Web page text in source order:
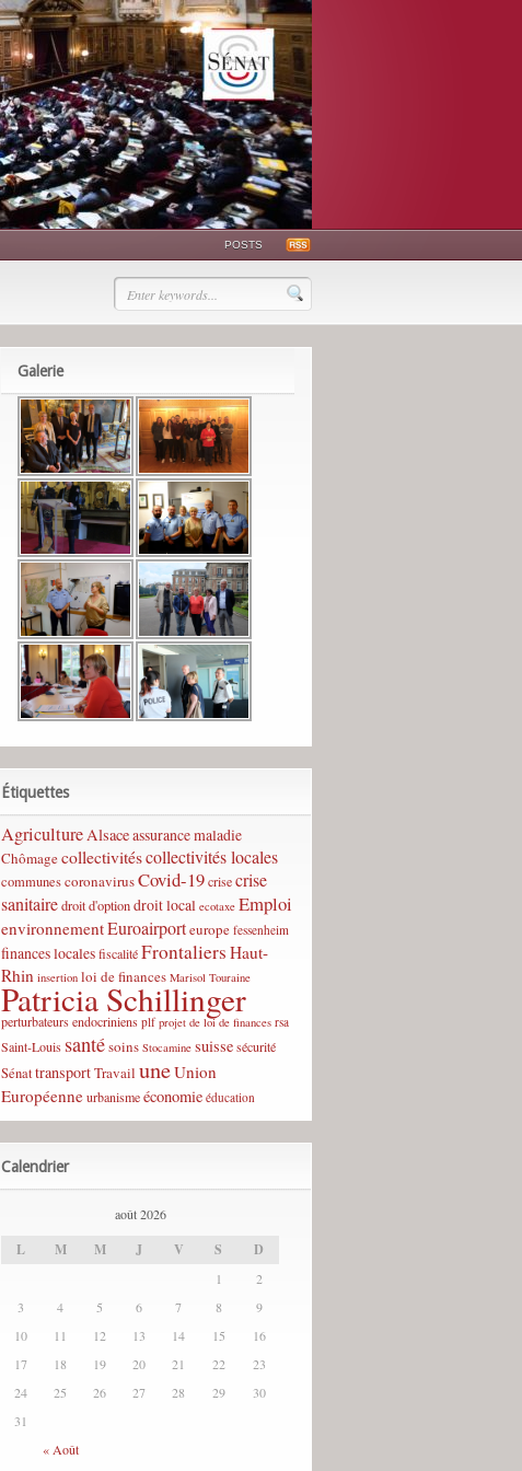
POSTS
Galerie
Étiquettes
Agriculture Alsaceassurance maladie
Chômagecollectivitéscollectivités locales
communescoronavirusCovid-19crisecrise
sanitairedroit d'optiondroit local ecotaxe Emploi
environnementEuroairporteurope fessenheim
finances localesfiscalitéFrontaliers Haut-
Rhin insertion loi de finances Marisol Touraine
Patricia Schillinger
perturbateurs endocriniens plf projet de loi de finances rsa
Saint-Louis santésoins Stocamine suissesécurité
SénattransportTravail uneUnion
Européenneurbanismeéconomie éducation
Calendrier
août 2026
L M M J V S D
« Août
1
2
3
4 5 6 7 8
9
10
11 12 13 14 15
16
17
18 19 20 21 22
23
24
25 26 27 28 29
30
31